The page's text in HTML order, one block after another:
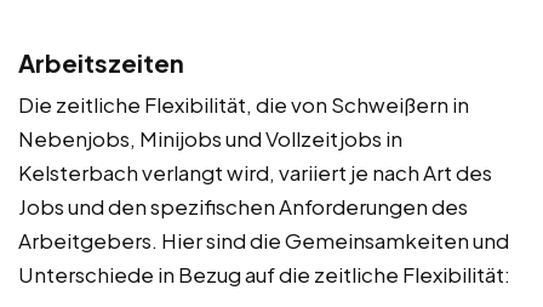
Arbeitszeiten
Die zeitliche Flexibilität, die von Schweißern in
Nebenjobs, Minijobs und Vollzeitjobs in
Kelsterbach verlangt wird, variiert je nach Art des
Jobs und den spezifischen Anforderungen des
Arbeitgebers. Hier sind die Gemeinsamkeiten und
Unterschiede in Bezug auf die zeitliche Flexibilität: